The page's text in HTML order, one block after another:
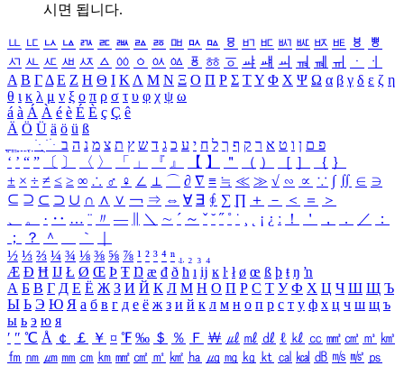
시면 됩니다.
ㅥ ㅦ ㅧ ㅨ ㅩ ㅪ ㅫ ㅬ ㅭ ㅮ ㅯ ㅰ ㅱ ㅲ ㅳ ㅴ ㅵ ㅶ ㅷ ㅸ
ㅹ
ㅺ ㅻ ㅼ ㅽ ㅾ ㅿ ㆀ ㆁ ㆂ ㆃ ㆄ ㆅ ㆆ ㆇ ㆈ ㆉ ㆊ ㆋ ㆌ ㆍ
ㆎ
Α Β ΓΔ Ε Ζ Η Θ Ι ΚΛ Μ Ν Ξ Ο Π Ρ Σ ΤΥ Φ Χ Ψ Ω α β γ δ ε ζ η
θ ι κ λ μ ν ξ ο π ρ σ τ υ φ χ ψ ω
á à Á À é è É È ç Ç ê
Ä Ö Ü ä ö ü ß
ִֶֹ ֻּ ׁׂ פ ם ן ו ט א ר ק ף ך ל ח י ע כ ג ד ש ץ ת צ מ נ ה ב
‘ ’ “ ” 〔 〕 〈 〉 「 」 『 』 【 】 ＂ （ ） ［ ］ ｛ ｝
± × ÷ ≠ ≤ ≥ ∞ ∴ ♂ ♀ ∠ ⊥ ⌒ ∂ ∇ ≡ ≒ ≪ ≫ √ ∽ ∝ ∵ ∫ ∬ ∈ ∋
⊆ ⊇ ⊂ ⊃ ∪ ∩ ∧ ∨ ￢ ⇒ ⇔ ∀ ∃ ∮ ∑ ∏ ＋ － ＜ ＝
＞
、
。 · ‥ … ¨ 〃 ― ＼ ∼ ´ ～ ˇ ˘ ˝ ˚ ˙ ¸ ¡ ¿ ː ！ ＇ ， ． ／
：
；
？ ＾ ｀
½ ⅓ ⅔ ¼ ¾ ⅛ ⅜ ⅝ ⅞ ¹ ² ³ ⁴ ⁿ ₁ ₂ ₃ ₄
Æ Ð Ħ Ĳ Ł Ø Œ Þ Ŧ Ŋ æ đ ð ħ ı ĳ ĸ ŀ ł ø œ ß þ ŧ ŋ ŉ
А Б В Г Д Е Ё Ж З И Й К Л М Н О П Р С Т У Ф Х Ц Ч Ш Щ Ъ
Ы Ь Э Ю Я а б в г д е ё ж з и й к л м н о п р с т у ф х ц ч ш щ ъ
ы ь э ю я
′ ″ ℃ Å ￠ ￡ ￥ ¤ ℉ ‰ ＄ ％ Ｆ ￦ ㎕ ㎖ ㎗ ℓ ㎘ ㏄ ㎣ ㎤ ㎥ ㎦
㎙ ㎚ ㎛ ㎜ ㎝ ㎞ ㎟ ㎠ ㎡ ㎢ ㏊ ㎍ ㎎ ㎏ ㏏ ㎈ ㎉ ㏈ ㎧ ㎨ ㎰